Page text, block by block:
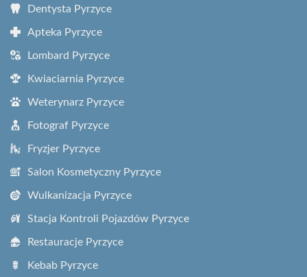
Dentysta Pyrzyce
Apteka Pyrzyce
Lombard Pyrzyce
Kwiaciarnia Pyrzyce
Weterynarz Pyrzyce
Fotograf Pyrzyce
Fryzjer Pyrzyce
Salon Kosmetyczny Pyrzyce
Wulkanizacja Pyrzyce
Stacja Kontroli Pojazdów Pyrzyce
Restauracje Pyrzyce
Kebab Pyrzyce